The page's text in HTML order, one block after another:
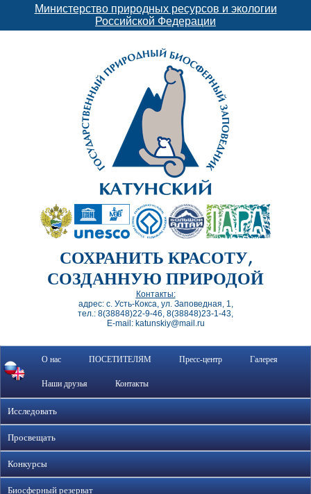
Министерство природных ресурсов и экологии
Российской Федерации
СОХРАНИТЬ КРАСОТУ,
СОЗДАННУЮ ПРИРОДОЙ
Контакты:
адрес: с. Усть-Кокса, ул. Заповедная, 1,
тел.: 8(38848)22-9-46, 8(38848)23-1-43,
E-mail: katunskiy@mail.ru
О нас ПОСЕТИТЕЛЯМ Пресс-центр Галерея
Наши друзья Контакты
Исследовать
Просвещать
Конкурсы
Биосферный резерват